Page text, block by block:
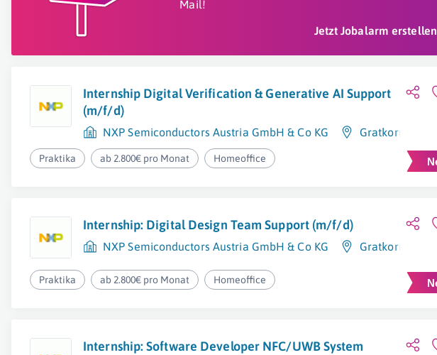
Mail!
Jetzt Jobalarm erstellen
Internship Digital Verification & Generative AI Support
(m/f/d)
NXP Semiconductors Austria GmbH & Co KG Gratkorn
Praktika ab 2.800€ pro Monat Homeoffice
Internship: Digital Design Team Support (m/f/d)
NXP Semiconductors Austria GmbH & Co KG Gratkorn
Praktika ab 2.800€ pro Monat Homeoffice
Internship: Software Developer NFC/UWB System